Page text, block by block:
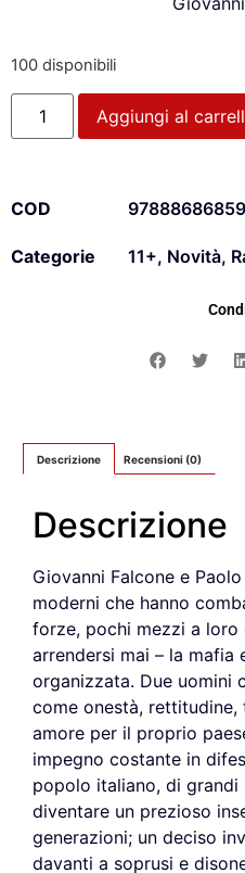
100 disponibili
Aggiungi al
COD
Categorie 11+, Novità,
Descrizione Recensioni (0)
Descrizione
Giovanni Falcone e
moderni che hanno
forze, pochi mezzi a loro
arrendersi mai – la mafia
organizzata. Due uomini
come onestà,
amore per il proprio
impegno costante in
popolo italiano, di grandi
diventare un prezioso
generazioni; un deciso
davanti a soprusi e